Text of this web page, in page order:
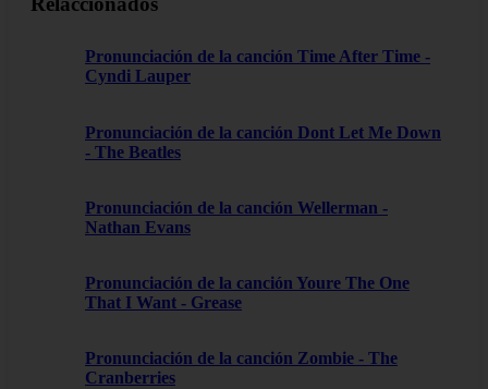
Pronunciación de la canción Time After Time -
Cyndi Lauper
Pronunciación de la canción Dont Let Me Down
- The Beatles
Pronunciación de la canción Wellerman -
Nathan Evans
Pronunciación de la canción Youre The One
That I Want - Grease
Pronunciación de la canción Zombie - The
Cranberries